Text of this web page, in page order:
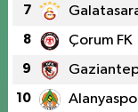
7
8 Çorum FK
9
10